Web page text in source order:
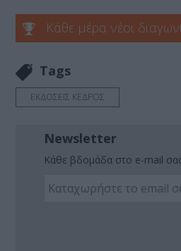
Κάθε μέρα νέοι
Tags
ΕΚΔΟΣΕΙΣ ΚΕΔΡΟΣ
Newsletter
Κάθε βδομάδα στο e-mail σας